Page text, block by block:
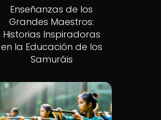
Enseñanzas de los
Grandes Maestros:
Historias Inspiradoras
en la Educación de los
Samuráis